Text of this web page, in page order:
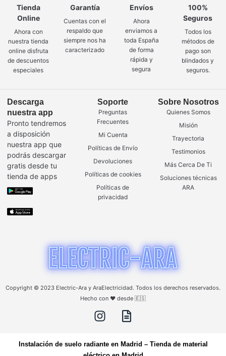
Tienda
Online
Ahora con
nuestra tienda
online disfruta
de descuentos
especiales
Garantía
Cuentas con el
respaldo que
siempre nos ha
caracterizado
Envíos
Ahora
enviamos a
toda España
de forma
rápida y
segura
100%
Seguros
Todos los
métodos de
pago son
blindados y
seguros.
Descarga
nuestra app
Pronto tendremos
a disposición
nuestra app que
podrás descargar
gratis desde tu
tienda de apps
Soporte
Preguntas
Frecuentes
Mi Cuenta
Políticas de Envío
Devoluciones
Políticas de cookies
Políticas de
privacidad
Sobre Nosotros
Quienes Somos
Misión
Trayectoria
Testimonios
Más Cerca De Ti
Soluciones técnicas
ARA
Copyright © 2023 Electric-Ara y AraElectricidad. Todos los derechos reservados.
Hecho con ❤️ desde 🇪🇸
Instalación de suelo radiante en Madrid – Tienda de material